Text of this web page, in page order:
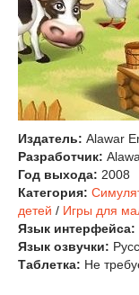
Издатель: Alawar
Разработчик:
Год выхода: 2008
Категория:
детей / Игры для
Язык интерфейса:
Язык озвучки:
Таблетка: Не